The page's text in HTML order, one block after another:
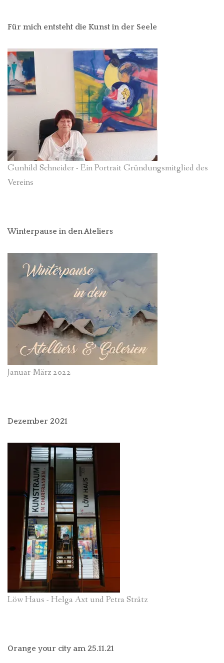
Für mich entsteht die Kunst in der Seele
Gunhild Schneider - Ein Portrait Gründungsmitglied des
Vereins
Winterpause in den Ateliers
Januar-März 2022
Dezember 2021
Löw Haus - Helga Axt und Petra Strätz
Orange your city am 25.11.21